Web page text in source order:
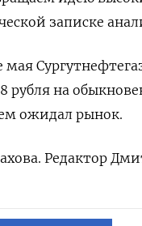
записке
мая
рубля на
ожидал рынок.
Редактор